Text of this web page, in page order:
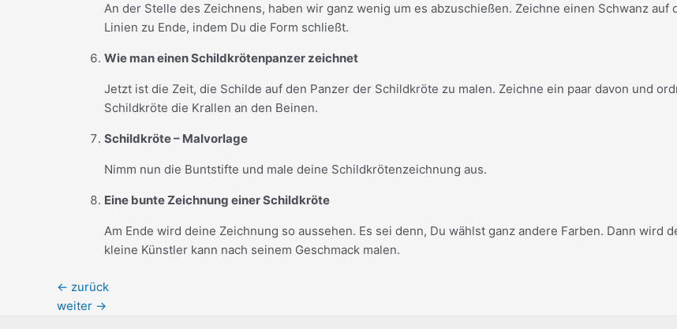
An der Stelle des Zeichnens, haben wir ganz wenig um es abzuschießen. Zeichne einen Schwanz
Linien zu Ende, indem Du die Form schließt.
Wie man einen Schildkrötenpanzer zeichnet
Jetzt ist die Zeit, die Schilde auf den Panzer der Schildkröte zu malen. Zeichne ein paar davon und
Schildkröte die Krallen an den Beinen.
Schildkröte – Malvorlage
Nimm nun die Buntstifte und male deine Schildkrötenzeichnung aus.
Eine bunte Zeichnung einer Schildkröte
Am Ende wird deine Zeichnung so aussehen. Es sei denn, Du wählst ganz andere Farben. Dann
kleine Künstler kann nach seinem Geschmack malen.
← zurück
weiter →